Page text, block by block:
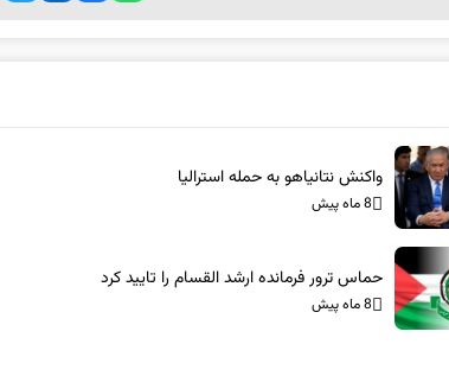
واکنش نتانیاهو به حمله استرالیا
8 ماه پیش
حماس ترور فرمانده ارشد القسام را تایید کرد
8 ماه پیش